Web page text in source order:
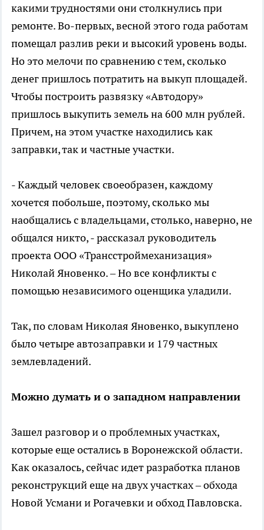
какими трудностями они столкнулись при
ремонте. Во-первых, весной этого года работам
помещал разлив реки и высокий уровень воды.
Но это мелочи по сравнению с тем, сколько
денег пришлось потратить на выкуп площадей.
Чтобы построить развязку «Автодору»
пришлось выкупить земель на 600 млн рублей.
Причем, на этом участке находились как
заправки, так и частные участки.
- Каждый человек своеобразен, каждому
хочется побольше, поэтому, сколько мы
наобщались с владельцами, столько, наверно, не
общался никто, - рассказал руководитель
проекта OOO «Трансстроймеханизация»
Николай Яновенко. – Но все конфликты с
помощью независимого оценщика уладили.
Так, по словам Николая Яновенко, выкуплено
было четыре автозаправки и 179 частных
землевладений.
Можно думать и о западном направлении
Зашел разговор и о проблемных участках,
которые еще остались в Воронежской области.
Как оказалось, сейчас идет разработка планов
реконструкций еще на двух участках – обхода
Новой Усмани и Рогачевки и обход Павловска.